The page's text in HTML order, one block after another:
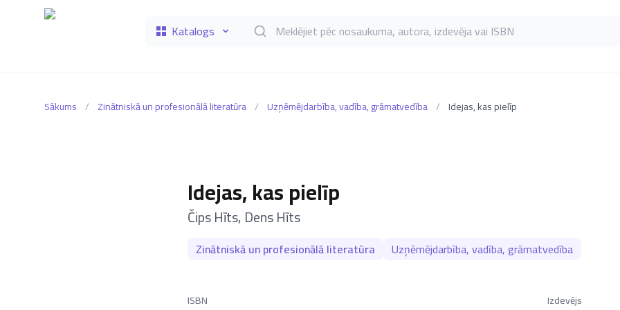
Katalogs Meklēt grāmatas pēc nosaukuma, autora, izdevēja vai ISBN
Sākums / Zinātniskā un profesionālā literatūra / Uzņēmējdarbība, vadība, grāmatvedība / Idejas, kas pielīp
Idejas, kas pielīp
–
Čips Hīts,Dens Hīts
Zinātniskā un profesionālā literatūra Uzņēmējdarbība, vadība, grāmatvedība
ISBN Izdevējs